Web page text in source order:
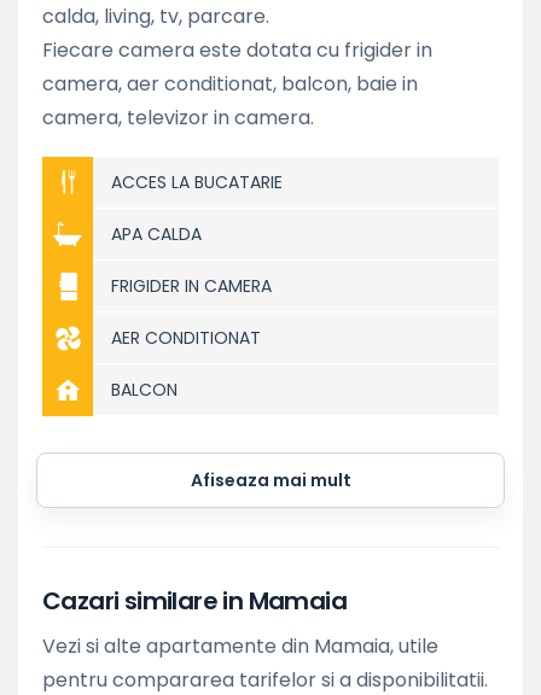
calda, living, tv, parcare.
Fiecare camera este dotata cu frigider in
camera, aer conditionat, balcon, baie in
camera, televizor in camera.
ACCES LA BUCATARIE
APA CALDA
FRIGIDER IN CAMERA
AER CONDITIONAT
BALCON
Afiseaza mai mult
Cazari similare in Mamaia
Vezi si alte apartamente din Mamaia, utile
pentru compararea tarifelor si a disponibilitatii.